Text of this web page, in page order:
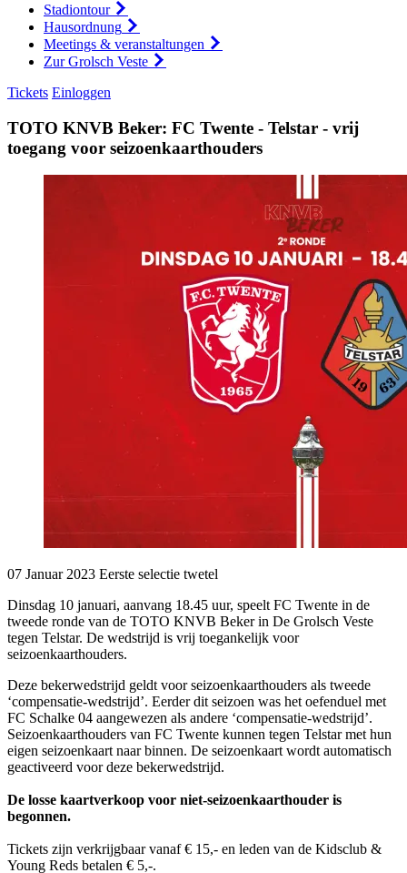
Stadiontour
Hausordnung
Meetings & veranstaltungen
Zur Grolsch Veste
Tickets Einloggen
TOTO KNVB Beker: FC Twente - Telstar - vrij
toegang voor seizoenkaarthouders
07 Januar 2023 Eerste selectie twetel
Dinsdag 10 januari, aanvang 18.45 uur, speelt FC Twente in de
tweede ronde van de TOTO KNVB Beker in De Grolsch Veste
tegen Telstar. De wedstrijd is vrij toegankelijk voor
seizoenkaarthouders.
Deze bekerwedstrijd geldt voor seizoenkaarthouders als tweede
‘compensatie-wedstrijd’. Eerder dit seizoen was het oefenduel met
FC Schalke 04 aangewezen als andere ‘compensatie-wedstrijd’.
Seizoenkaarthouders van FC Twente kunnen tegen Telstar met hun
eigen seizoenkaart naar binnen. De seizoenkaart wordt automatisch
geactiveerd voor deze bekerwedstrijd.
De losse kaartverkoop voor niet-seizoenkaarthouder is
begonnen.
Tickets zijn verkrijgbaar vanaf € 15,- en leden van de Kidsclub &
Young Reds betalen € 5,-.